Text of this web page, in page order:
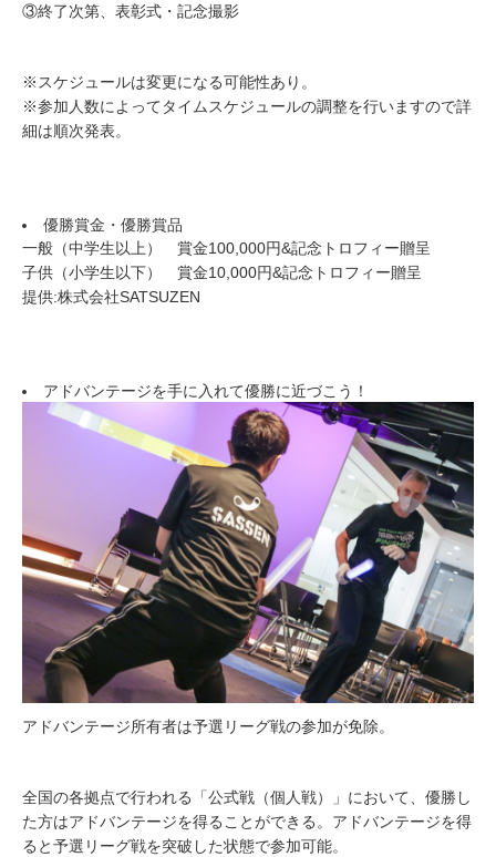
③終了次第、表彰式・記念撮影
※スケジュールは変更になる可能性あり。
※参加人数によってタイムスケジュールの調整を行いますので詳
細は順次発表。
優勝賞金・優勝賞品
一般（中学生以上） 賞金100,000円&記念トロフィー贈呈
子供（小学生以下） 賞金10,000円&記念トロフィー贈呈
提供:株式会社SATSUZEN
アドバンテージを手に入れて優勝に近づこう！
アドバンテージ所有者は予選リーグ戦の参加が免除。
全国の各拠点で行われる「公式戦（個人戦）」において、優勝し
た方はアドバンテージを得ることができる。アドバンテージを得
ると予選リーグ戦を突破した状態で参加可能。